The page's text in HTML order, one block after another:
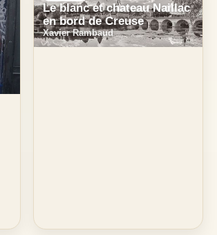
Le blanc et chateau Naillac
en bord de Creuse
Xavier Rambaud